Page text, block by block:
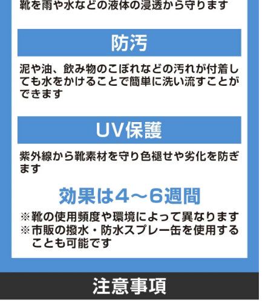
■生産国:ベトナム
■2026年モデル
※ワイズを確認の上お買い求め下さい。また、足のサイズは甲高、
幅等個人差がありますので、あくまで目安としてご判断ください。
■メーカー型番：W860B